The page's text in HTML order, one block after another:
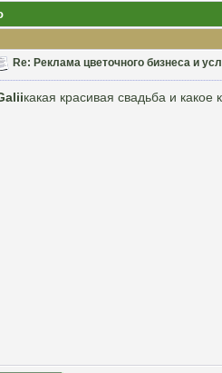
Re: Реклама цветочного бизнеса и
какая красивая свадьба и